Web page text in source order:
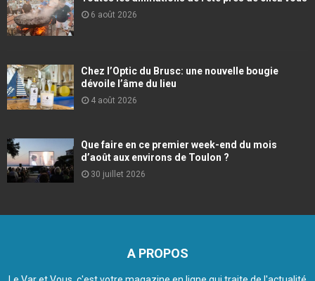
6 août 2026
Chez l’Optic du Brusc: une nouvelle bougie
dévoile l’âme du lieu
4 août 2026
Que faire en ce premier week-end du mois
d’août aux environs de Toulon ?
30 juillet 2026
A PROPOS